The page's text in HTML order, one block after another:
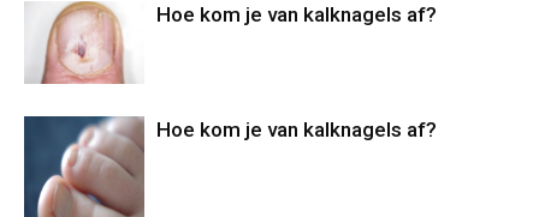
Hoe kom je van kalknagels af?
Hoe kom je van kalknagels af?